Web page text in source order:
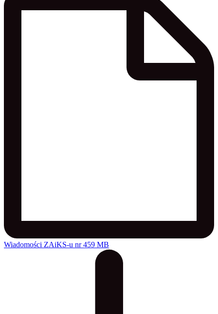
Wiadomości ZAiKS-u nr 459 MB